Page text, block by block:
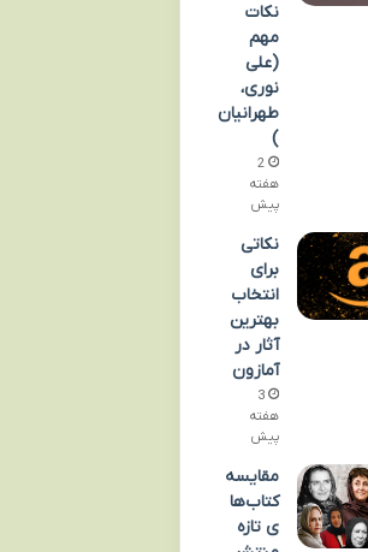
نکات
مهم
(علی
نوری،
طهرانیان
)
2
هفته
پیش
نکاتی
برای
انتخاب
بهترین
آثار در
آمازون
3
هفته
پیش
مقایسه
کتاب‌ها
ی تازه